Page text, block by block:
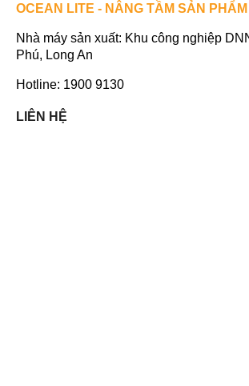
OCEAN LITE - NÂNG TẦM SẢN
Nhà máy sản xuất: Khu công nghiệp
Phú, Long An
Hotline: 1900 9130
LIÊN HỆ